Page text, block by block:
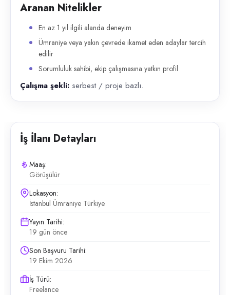
Aranan Nitelikler
En az 1 yıl ilgili alanda deneyim
Ümraniye veya yakın çevrede ikamet eden adaylar tercih
edilir
Sorumluluk sahibi, ekip çalışmasına yatkın profil
Çalışma şekli: serbest / proje bazlı.
İş İlanı Detayları
Maaş:
Görüşülür
Lokasyon:
İstanbul Ümraniye Türkiye
Yayın Tarihi:
19 gün önce
Son Başvuru Tarihi:
19 Ekim 2026
İş Türü:
Freelance